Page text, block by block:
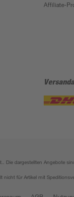
Affiliate-
Die dargestellten Angebote
für Artikel mit